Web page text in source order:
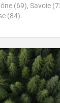
(69), Savoie
(84).